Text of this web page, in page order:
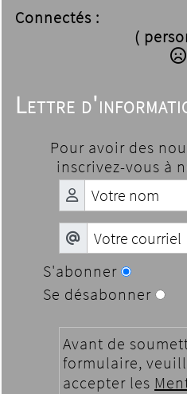
Connectés :
(
Lettre
Pour avoir des
inscrivez-vous à
S'abonner
Se désabonner
Avant de
formulaire,
accepter les